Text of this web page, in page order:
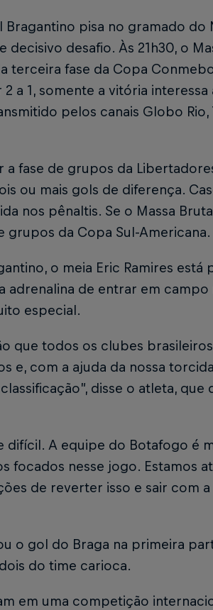
Bragantino pisa no gramado do
decisivo desafio. Às 21h30, o
terceira fase da Copa
a 1, somente a vitória interessa
pelos canais Globo Rio,
a fase de grupos da
ou mais gols de diferença.
nos pênaltis. Se o Massa
grupos da Copa Sul-Americana.
o meia Eric Ramires está
adrenalina de entrar em
especial.
que todos os clubes
e, com a ajuda da nossa
disse o atleta, que
difícil. A equipe do Botafogo é
focados nesse jogo. Estamos
de reverter isso e sair com a
o gol do Braga na primeira
do time carioca.
em uma competição